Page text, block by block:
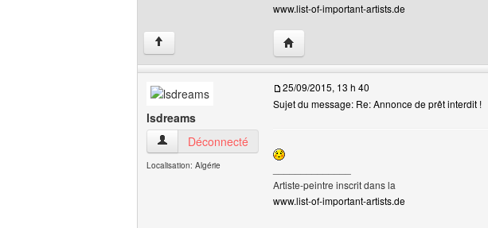
www.list-of-important-artists.de
↑ Visiter le site web de l'utilisateur: lsdreams
lsdreams
lsdreams Voir le profil de l'utilisateur
Déconnecté
Localisation: Algérie
25/09/2015, 13 h 40
Sujet du message: Re: Annonce de prêt interdit !
Artiste-peintre inscrit dans la
www.list-of-important-artists.de